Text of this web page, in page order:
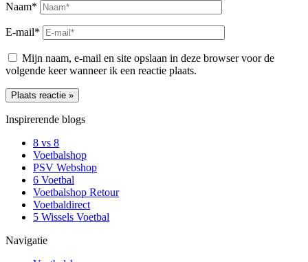
Naam*
E-mail*
Mijn naam, e-mail en site opslaan in deze browser voor de
volgende keer wanneer ik een reactie plaats.
Inspirerende blogs
8 vs 8
Voetbalshop
PSV Webshop
6 Voetbal
Voetbalshop Retour
Voetbaldirect
5 Wissels Voetbal
Navigatie